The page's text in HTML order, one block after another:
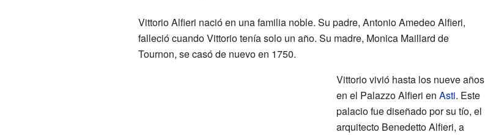
Vittorio Alfieri nació en una familia noble. Su padre, Antonio Amedeo Alfieri,
falleció cuando Vittorio tenía solo un año. Su madre, Monica Maillard de
Tournon, se casó de nuevo en 1750.
Vittorio vivió hasta los nueve años
en el Palazzo Alfieri en Asti. Este
palacio fue diseñado por su tío, el
arquitecto Benedetto Alfieri, a